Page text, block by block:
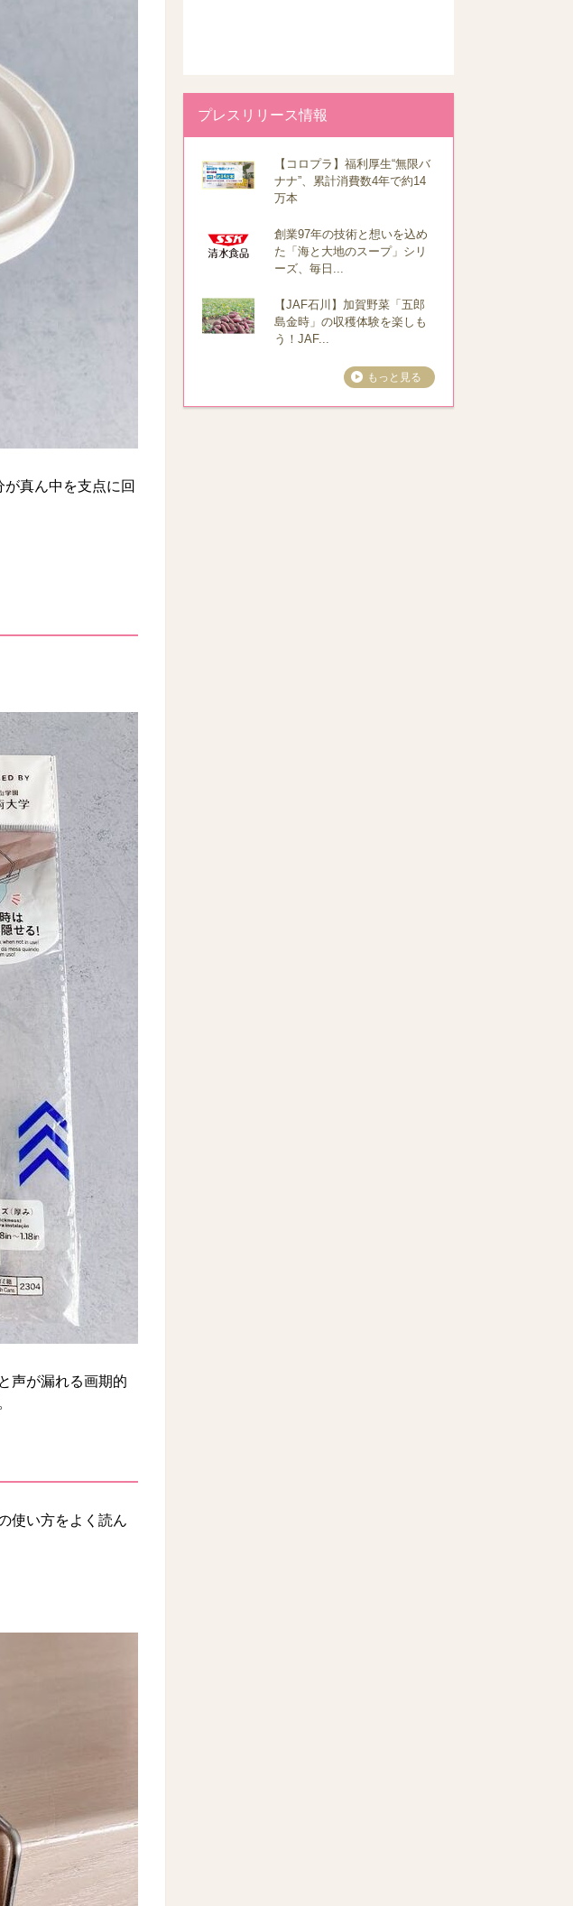
真ん中を支点に回
声が漏れる画期的
使い方をよく読ん
プレスリリース情報
【コロプラ】福利厚生“無限バ
ナナ”、累計消費数4年で約14
万本
創業97年の技術と想いを込め
た「海と大地のスープ」シリ
ーズ、毎日...
【JAF石川】加賀野菜「五郎
島金時」の収穫体験を楽しも
う！JAF...
もっと見る